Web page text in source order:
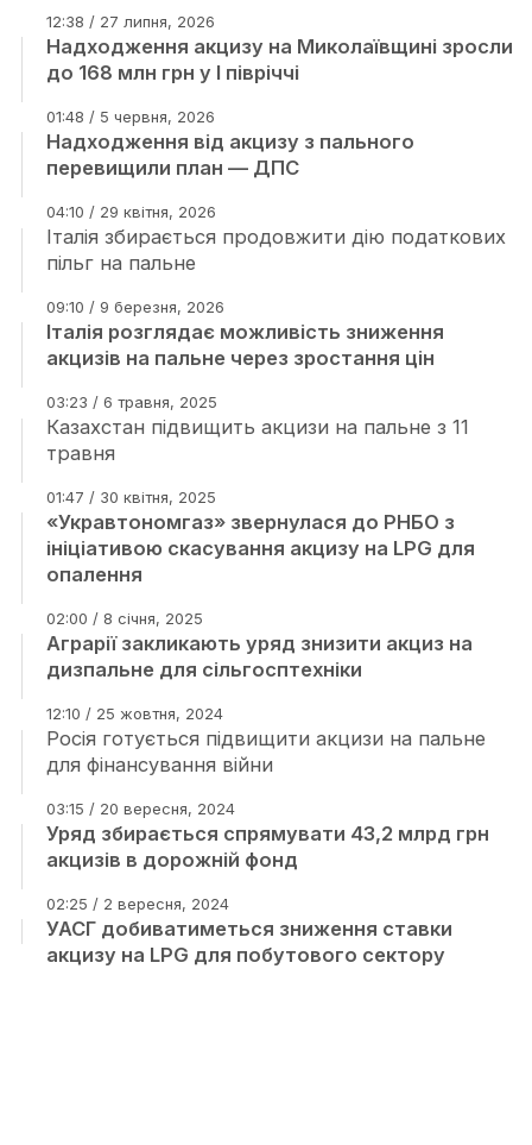
12:38 / 27 липня, 2026
Надходження акцизу на Миколаївщині зросли
до 168 млн грн у І півріччі
01:48 / 5 червня, 2026
Надходження від акцизу з пального
перевищили план — ДПС
04:10 / 29 квітня, 2026
Італія збирається продовжити дію податкових
пільг на пальне
09:10 / 9 березня, 2026
Італія розглядає можливість зниження
акцизів на пальне через зростання цін
03:23 / 6 травня, 2025
Казахстан підвищить акцизи на пальне з 11
травня
01:47 / 30 квітня, 2025
«Укравтономгаз» звернулася до РНБО з
ініціативою скасування акцизу на LPG для
опалення
02:00 / 8 січня, 2025
Аграрії закликають уряд знизити акциз на
дизпальне для сільгосптехніки
12:10 / 25 жовтня, 2024
Росія готується підвищити акцизи на пальне
для фінансування війни
03:15 / 20 вересня, 2024
Уряд збирається спрямувати 43,2 млрд грн
акцизів в дорожній фонд
02:25 / 2 вересня, 2024
УАСГ добиватиметься зниження ставки
акцизу на LPG для побутового сектору